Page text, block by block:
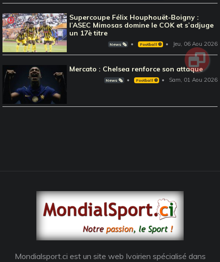
Supercoupe Félix Houphouët-Boigny :
l’ASEC Mimosas domine le COK et s’adjuge
un 17è titre
News 🗞️ Football ⚽️ Jeu, 06 Aou 2026
Mercato : Chelsea renforce son attaque
News 🗞️ Football ⚽️ Sam, 01 Aou 2026
Mondialsport.ci est un site web Ivoirien spécialisé dans